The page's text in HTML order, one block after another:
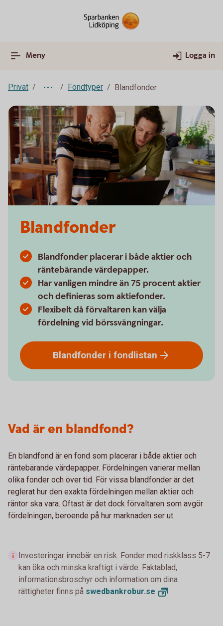
Meny Logga in
Privat Fondtyper Blandfonder
Blandfonder
Blandfonder placerar i både aktier och
räntebärande värdepapper.
Har vanligen mindre än 75 procent aktier
och definieras som aktiefonder.
Flexibelt då förvaltaren kan välja
fördelning vid börssvängningar.
Blandfonder i fondlistan
Vad är en blandfond?
En blandfond är en fond som placerar i både aktier och
räntebärande värdepapper. Fördelningen varierar mellan
olika fonder och över tid. För vissa blandfonder är det
reglerat hur den exakta fördelningen mellan aktier och
räntor ska vara. Oftast är det dock förvaltaren som avgör
fördelningen, beroende på hur marknaden ser ut.
Investeringar innebär en risk. Fonder med riskklass 5-7
kan öka och minska kraftigt i värde. Faktablad,
informationsbroschyr och information om dina
rättigheter finns på swedbankrobur.se .